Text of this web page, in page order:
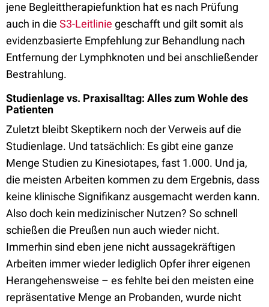
jene Begleittherapiefunktion hat es nach Prüfung
auch in die S3-Leitlinie geschafft und gilt somit als
evidenzbasierte Empfehlung zur Behandlung nach
Entfernung der Lymphknoten und bei anschließender
Bestrahlung.
Studienlage vs. Praxisalltag: Alles zum Wohle des
Patienten
Zuletzt bleibt Skeptikern noch der Verweis auf die
Studienlage. Und tatsächlich: Es gibt eine ganze
Menge Studien zu Kinesiotapes, fast 1.000. Und ja,
die meisten Arbeiten kommen zu dem Ergebnis, dass
keine klinische Signifikanz ausgemacht werden kann.
Also doch kein medizinischer Nutzen? So schnell
schießen die Preußen nun auch wieder nicht.
Immerhin sind eben jene nicht aussagekräftigen
Arbeiten immer wieder lediglich Opfer ihrer eigenen
Herangehensweise – es fehlte bei den meisten eine
repräsentative Menge an Probanden, wurde nicht